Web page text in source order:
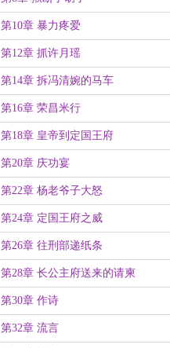
第10章 暴力疼爱
第12章 抓许月瑶
第14章 拆冯清婉的马车
第16章 荣昌米行
第18章 皇帝到定国王府
第20章 庆功宴
第22章 杨老爷子大怒
第24章 定国王府之威
第26章 往刑部递纸条
第28章 长公主府送来的请柬
第30章 作诗
第32章 流言